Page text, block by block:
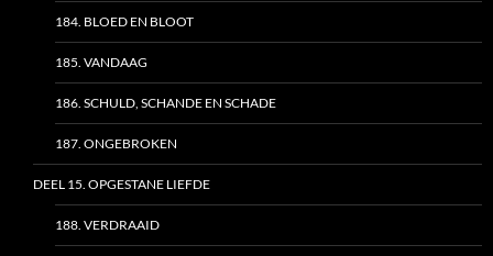
184. BLOED EN BLOOT
185. VANDAAG
186. SCHULD, SCHANDE EN SCHADE
187. ONGEBROKEN
DEEL 15. OPGESTANE LIEFDE
188. VERDRAAID